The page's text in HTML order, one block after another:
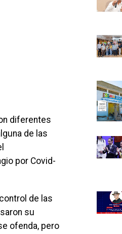
diferentes
de las
por Covid-
de las
su
ofenda, pero